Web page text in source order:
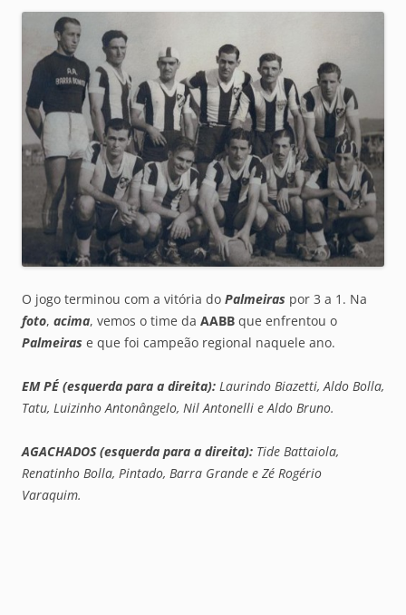
O jogo terminou com a vitória do Palmeiras por 3 a 1. Na
foto, acima, vemos o time da AABB que enfrentou o
Palmeiras e que foi campeão regional naquele ano.
EM PÉ (esquerda para a direita): Laurindo Biazetti, Aldo Bolla,
Tatu, Luizinho Antonângelo, Nil Antonelli e Aldo Bruno.
AGACHADOS (esquerda para a direita): Tide Battaiola,
Renatinho Bolla, Pintado, Barra Grande e Zé Rogério
Varaquim.